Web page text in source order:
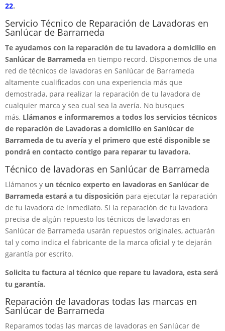
22.
Servicio Técnico de Reparación de Lavadoras en
Sanlúcar de Barrameda
Te ayudamos con la reparación de tu lavadora a domicilio en
Sanlúcar de Barrameda en tiempo record. Disponemos de una
red de técnicos de lavadoras en Sanlúcar de Barrameda
altamente cualificados con una experiencia más que
demostrada, para realizar la reparación de tu lavadora de
cualquier marca y sea cual sea la avería. No busques
más, Llámanos e informaremos a todos los servicios técnicos
de reparación de Lavadoras a domicilio en Sanlúcar de
Barrameda de tu avería y el primero que esté disponible se
pondrá en contacto contigo para reparar tu lavadora.
Técnico de lavadoras en Sanlúcar de Barrameda
Llámanos y un técnico experto en lavadoras en Sanlúcar de
Barrameda estará a tu disposición para ejecutar la reparación
de tu lavadora de inmediato. Si la reparación de tu lavadora
precisa de algún repuesto los técnicos de lavadoras en
Sanlúcar de Barrameda usarán repuestos originales, actuarán
tal y como indica el fabricante de la marca oficial y te dejarán
garantía por escrito.
Solicita tu factura al técnico que repare tu lavadora, esta será
tu garantía.
Reparación de lavadoras todas las marcas en
Sanlúcar de Barrameda
Reparamos todas las marcas de lavadoras en Sanlúcar de